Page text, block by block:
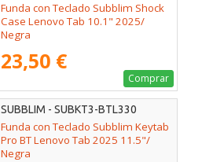
Funda con Teclado Subblim Shock
Case Lenovo Tab 10.1" 2025/
Negra
23,50 €
Comprar
SUBBLIM - SUBKT3-BTL330
Funda con Teclado Subblim Keytab
Pro BT Lenovo Tab 2025 11.5"/
Negra